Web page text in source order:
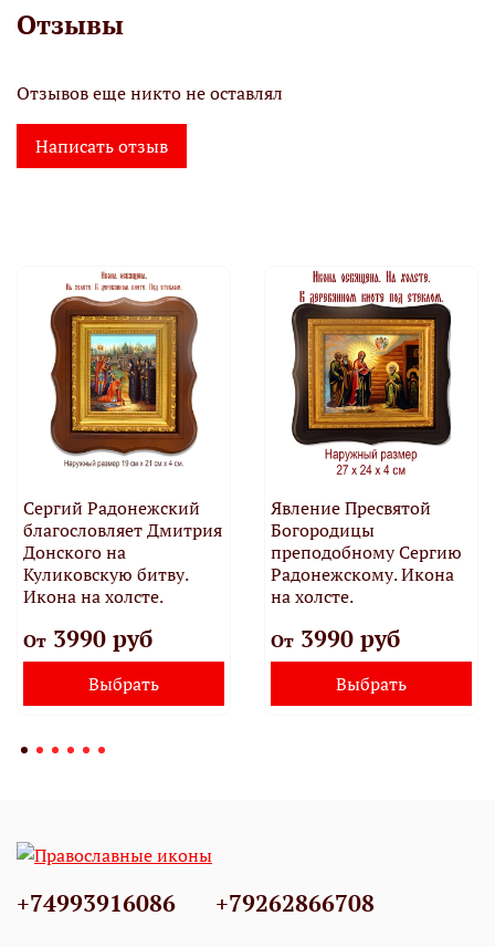
Отзывы
Отзывов еще никто не оставлял
Написать отзыв
Сергий Радонежский
благословляет Дмитрия
Донского на
Куликовскую битву.
Икона на холсте.
От3990 руб
Выбрать
Явление Пресвятой
Богородицы
преподобному Сергию
Радонежскому. Икона
на холсте.
От3990 руб
Выбрать
+74993916086 +79262866708